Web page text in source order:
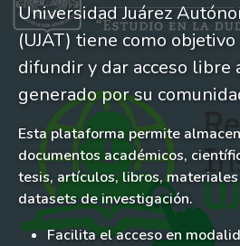
Universidad Juárez
(UJAT) tiene como
difundir y dar acceso libre
generado por su
Esta plataforma permite
documentos académicos,
tesis, artículos, libros,
datasets de investigación.
Facilita el acceso en